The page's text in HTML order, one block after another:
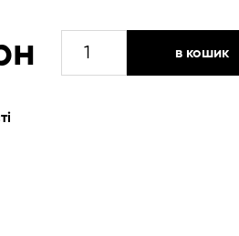
ДІДИЧ
кількість
в кошик